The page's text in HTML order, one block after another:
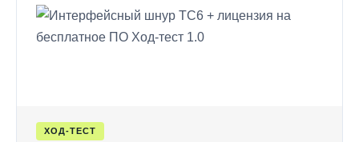
ХОД-ТЕСТ